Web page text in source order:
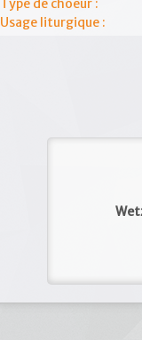
Type de choeur :
Usage liturgique :